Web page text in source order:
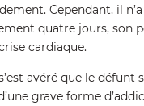
Cependant, il
quatre jours, son
cardiaque.
avéré que le défunt
grave forme